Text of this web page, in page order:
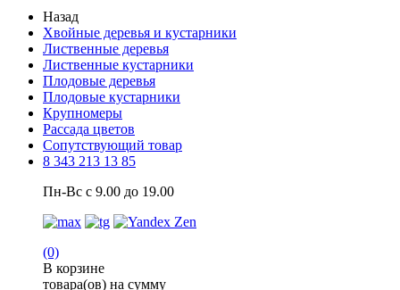
Назад
Хвойные деревья и кустарники
Лиственные деревья
Лиственные кустарники
Плодовые деревья
Плодовые кустарники
Крупномеры
Рассада цветов
Сопутствующий товар
8 343 213 13 85
Пн-Вс с 9.00 до 19.00
(0)
В корзине
товара(ов) на сумму